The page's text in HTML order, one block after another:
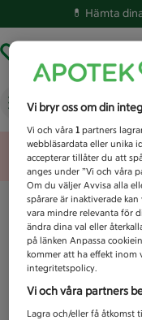
💊 Hämta
Vad letar du
Vi bryr oss om din
Vi och våra1 partners
webbläsardata eller unika
accepterar tillåter du att
anges under ”Vi och våra
Om du väljer Avvisa alla
spårare är inaktiverade
vara mindre relevanta för
ändra dina val eller
på länken Anpassa
kommer att ha effekt inom
integritetspolicy.
Vi och våra partners
Lagra och/eller få åtkomst